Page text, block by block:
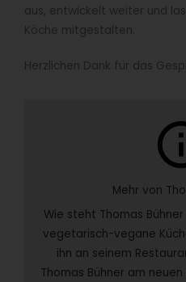
aus, entwickelt weiter und
Köche mitgestalten.
Herzlichen Dank für das
Mehr von
Wie steht Thomas
vegetarisch-vegane
ihn an seinem
Thomas Bühner am